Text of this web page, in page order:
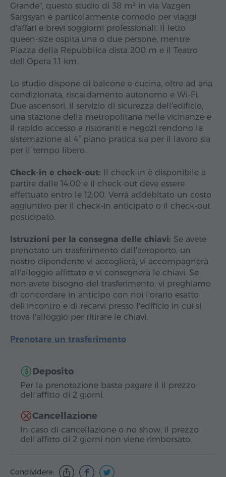
Grande", questo studio di 38 m² in via Vazgen
Sargsyan è particolarmente comodo per viaggi
d'affari e brevi soggiorni professionali. Il letto
queen-size ospita una o due persone, mentre
Piazza della Repubblica dista 200 m e il Teatro
dell'Opera 1.1 km.
Lo studio dispone di balcone e cucina, oltre ad aria
condizionata, riscaldamento autonomo e Wi-Fi.
Due ascensori, il servizio di sicurezza dell'edificio,
una stazione della metropolitana nelle vicinanze e
il rapido accesso a ristoranti e negozi rendono la
sistemazione al 4° piano pratica sia per il lavoro sia
per il tempo libero.
Check-in e check-out: Il check-in è disponibile a
partire dalle 14:00 e il check-out deve essere
effettuato entro le 12:00. Verrà addebitato un costo
aggiuntivo per il check-in anticipato o il check-out
posticipato.
Istruzioni per la consegna delle chiavi: Se avete
prenotato un trasferimento dall'aeroporto, un
nostro dipendente vi accoglierà, vi accompagnerà
all'alloggio affittato e vi consegnerà le chiavi. Se
non avete bisogno del trasferimento, vi preghiamo
di concordare in anticipo con noi l'orario esatto
dell'incontro e di recarvi presso l'edificio in cui si
trova l'alloggio per ritirare le chiavi.
Prenotare un trasferimento
Deposito
Per la prenotazione basta pagare il il prezzo
dell'affitto di 2 giorni.
Cancellazione
In caso di cancellazione o no show, il prezzo
dell'affitto di 2 giorni non viene rimborsato.
Condividere: